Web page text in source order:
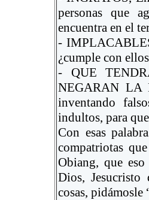
personas que
encuentra en el
-
¿cumple con
- QUE
NEGARAN LA
inventando
indultos, para
Con esas
compatriotas
Obiang, que
Dios,
cosas, pidámosle